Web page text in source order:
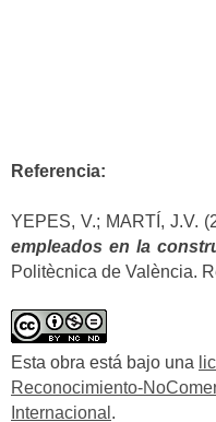
Referencia:
YEPES, V.; MARTÍ, J.V.
empleados en la
Politècnica de València.
Esta obra está bajo una
Reconocimiento-
Internacional .